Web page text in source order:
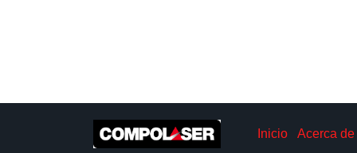
Inicio Acerca de